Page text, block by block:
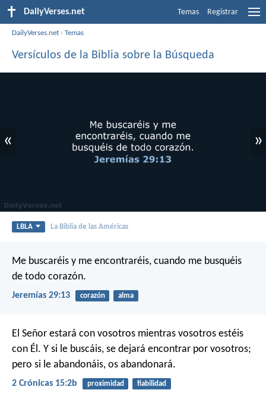
DailyVerses.net Temas Registrar
DailyVerses.net ›Temas
Versículos de la Biblia sobre la Búsqueda
« »
LBLA La Biblia de las Américas
Me buscaréis y me encontraréis, cuando me busquéis
de todo corazón.
Jeremías 29:13 corazón alma
El Señor estará con vosotros mientras vosotros estéis
con Él. Y si le buscáis, se dejará encontrar por vosotros;
pero si le abandonáis, os abandonará.
2 Crónicas 15:2b proximidad fiabilidad